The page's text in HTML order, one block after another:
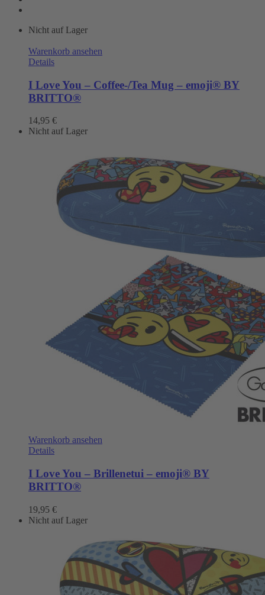
Nicht auf Lager
Warenkorb ansehen
Details
I Love You – Coffee-/Tea Mug – emoji® BY
BRITTO®
14,95 €
Nicht auf Lager
Warenkorb ansehen
Details
I Love You – Brillenetui – emoji® BY
BRITTO®
19,95 €
Nicht auf Lager